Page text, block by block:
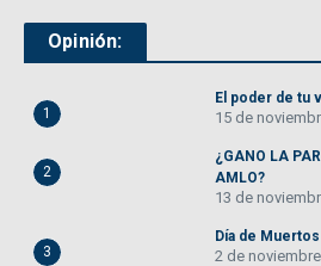
Opinión:
1
El poder de tu
15 de
2
¿GANO LA
AMLO?
13 de
3
Día de
2 de